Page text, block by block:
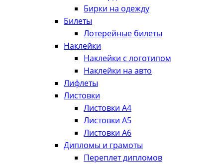
Бирки на одежду
Билеты
Лотерейные билеты
Наклейки
Наклейки с логотипом
Наклейки на авто
Лифлеты
Листовки
Листовки А4
Листовки А5
Листовки А6
Дипломы и грамоты
Переплет дипломов